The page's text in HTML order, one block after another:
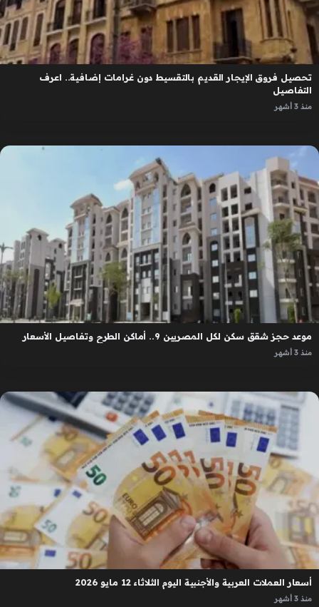
تحصيل فروق الإيجار القديم بالتقسيط دون غرامات إضافية.. اعرف
التفاصيل
منذ 3 أشهر
موعد حجز شقق سكن لكل المصريين 9.. أماكن الطرح وتفاصيل الأسعار
منذ 3 أشهر
أسعار العملات العربية والأجنبية اليوم الثلاثاء 12 مايو 2026
منذ 3 أشهر